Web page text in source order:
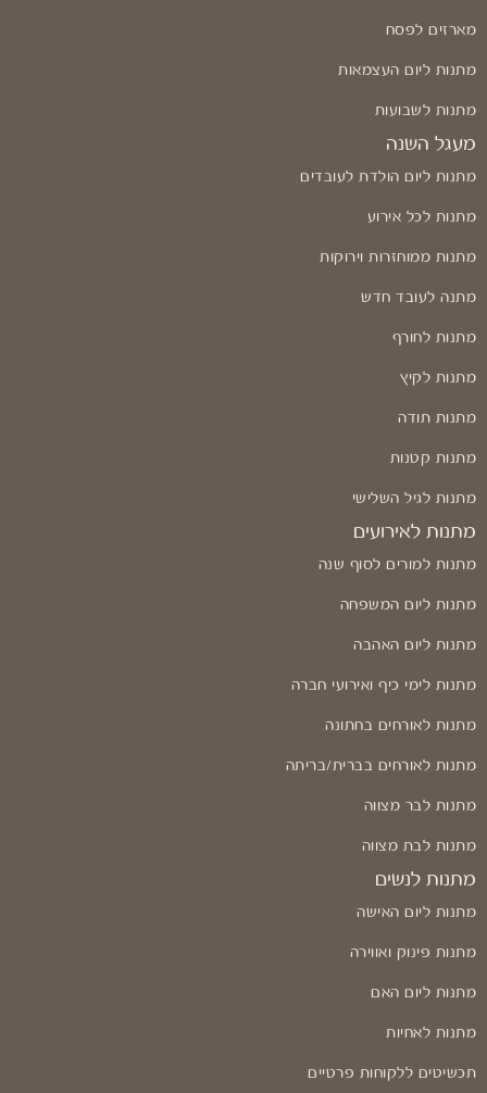
מארזים לפסח
מתנות ליום העצמאות
מתנות לשבועות
מעגל השנה
מתנות ליום הולדת לעובדים
מתנות לכל אירוע
מתנות ממוחזרות וירוקות
מתנה לעובד חדש
מתנות לחורף
מתנות לקיץ
מתנות תודה
מתנות קטנות
מתנות לגיל השלישי
מתנות לאירועים
מתנות למורים לסוף שנה
מתנות ליום המשפחה
מתנות ליום האהבה
מתנות לימי כיף ואירועי חברה
מתנות לאורחים בחתונה
מתנות לאורחים בברית/בריתה
מתנות לבר מצווה
מתנות לבת מצווה
מתנות לנשים
מתנות ליום האישה
מתנות פינוק ואווירה
מתנות ליום האם
מתנות לאחיות
תכשיטים ללקוחות פרטיים